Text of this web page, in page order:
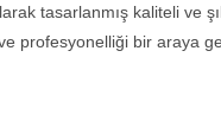
tasarlanmış kaliteli ve
profesyonelliği bir araya